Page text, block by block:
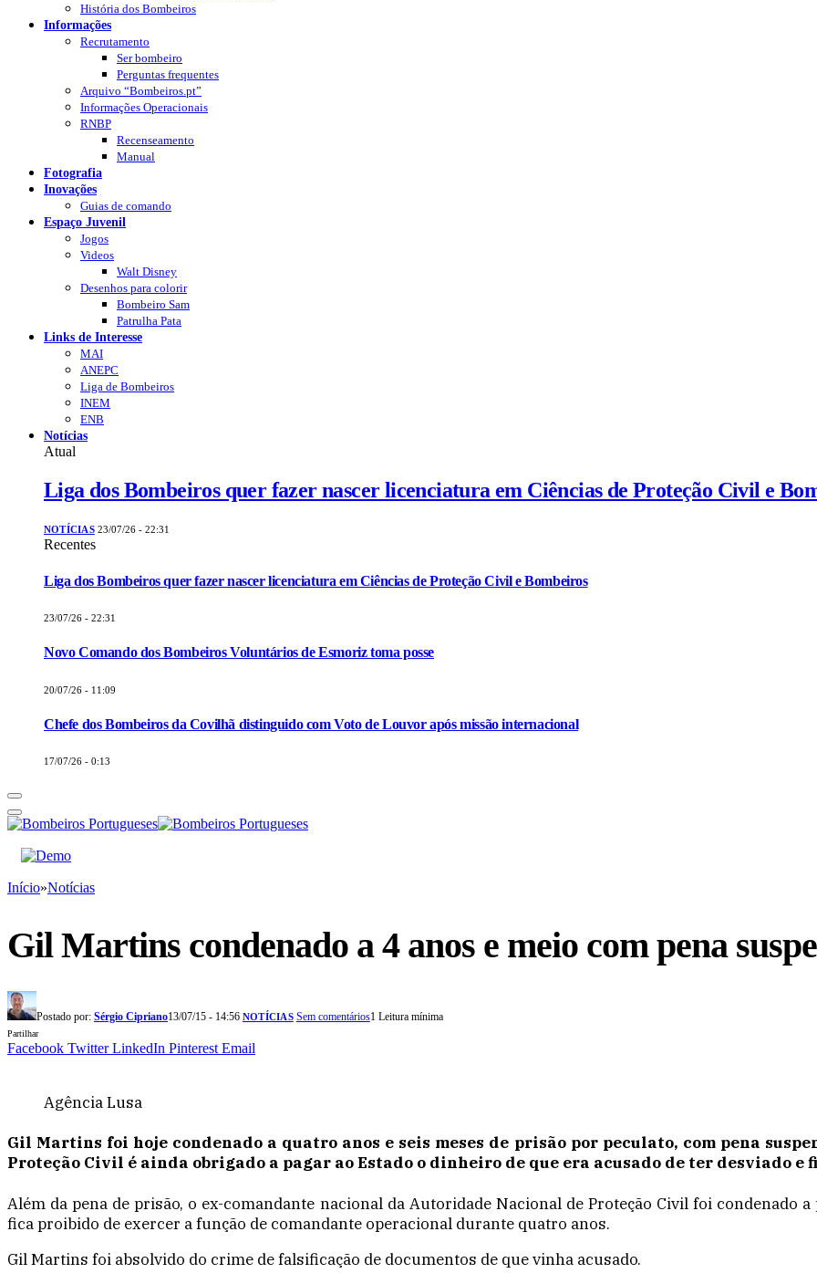
História dos Bombeiros
Informações
Recrutamento
Ser bombeiro
Perguntas frequentes
Arquivo “Bombeiros.pt”
Informações Operacionais
RNBP
Recenseamento
Manual
Fotografia
Inovações
Guias de comando
Espaço Juvenil
Jogos
Videos
Walt Disney
Desenhos para colorir
Bombeiro Sam
Patrulha Pata
Links de Interesse
MAI
ANEPC
Liga de Bombeiros
INEM
ENB
Notícias
Atual
Liga dos Bombeiros quer fazer nascer licenciatura em Ciências de Proteção Civil e
NOTÍCIAS 23/07/26 - 22:31
Recentes
Liga dos Bombeiros quer fazer nascer licenciatura em Ciências de Proteção Civil e Bombeiros
23/07/26 - 22:31
Novo Comando dos Bombeiros Voluntários de Esmoriz toma posse
20/07/26 - 11:09
Chefe dos Bombeiros da Covilhã distinguido com Voto de Louvor após missão internacional
17/07/26 - 0:13
Início»Notícias
Gil Martins condenado a 4 anos e meio com pena
Postado por: Sérgio Cipriano13/07/15 - 14:56 NOTÍCIAS Sem comentários1 Leitura mínima
Partilhar
Facebook Twitter LinkedIn Pinterest Email
Agência Lusa
Gil Martins foi hoje condenado a quatro anos e seis meses de prisão por peculato, com pena
Proteção Civil é ainda obrigado a pagar ao Estado o dinheiro de que era acusado de ter desviado e
Além da pena de prisão, o ex-comandante nacional da Autoridade Nacional de Proteção Civil foi condenado
fica proibido de exercer a função de comandante operacional durante quatro anos.
Gil Martins foi absolvido do crime de falsificação de documentos de que vinha acusado.